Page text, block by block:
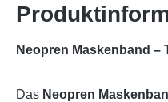
Neopren Maskenband
Das Neopren